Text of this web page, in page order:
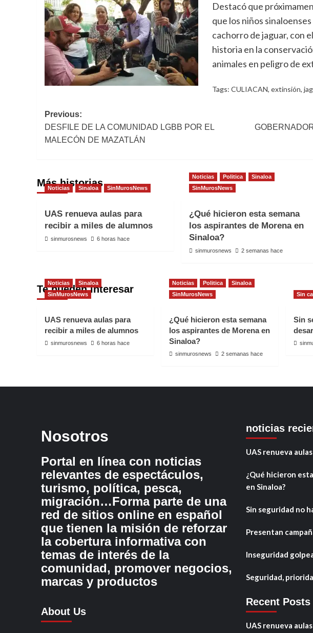
Destacó que
que los niños
cachorro de jaguar, con
historia en la
animales en peligro de
Tags: CULIACAN, extinsión,
Post
navigation
Previous:
DESFILE DE LA COMUNIDAD LGBB POR EL
MALECÓN DE MAZATLÁN
Más historias
Noticias Sinaloa SinMurosNews
UAS renueva aulas para
recibir a miles de alumnos
sinmurosnews 6 horas hace
Noticias Politica
Sinaloa
SinMurosNews
¿Qué hicieron esta semana
los aspirantes de Morena en
Sinaloa?
sinmurosnews 2 semanas hace
Te pueden interesar
Noticias
Sinaloa
SinMurosNews
UAS renueva aulas para
recibir a miles de alumnos
sinmurosnews 6 horas hace
Noticias Politica
Sinaloa
SinMurosNews
¿Qué hicieron esta semana
los aspirantes de Morena en
Sinaloa?
sinmurosnews 2 semanas hace
Sin
Sin
Nosotros
Portal en línea con noticias
relevantes de espectáculos,
turismo, política, pesca,
migración…Forma parte de una
red de sitios online en español
que tienen la misión de reforzar
la cobertura informativa con
temas de interés de la
comunidad, promover negocios,
marcas y productos
About Us
noticias
UAS renueva
¿Qué hicieron
en Sinaloa?
Sin seguridad no
Presentan
Inseguridad
Seguridad,
Recent Posts
UAS renueva